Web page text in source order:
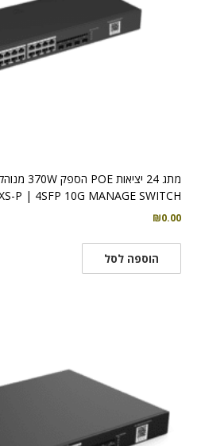
P | 4SFP 10G MANAGE SWITCH
₪0.00
הוספה לסל